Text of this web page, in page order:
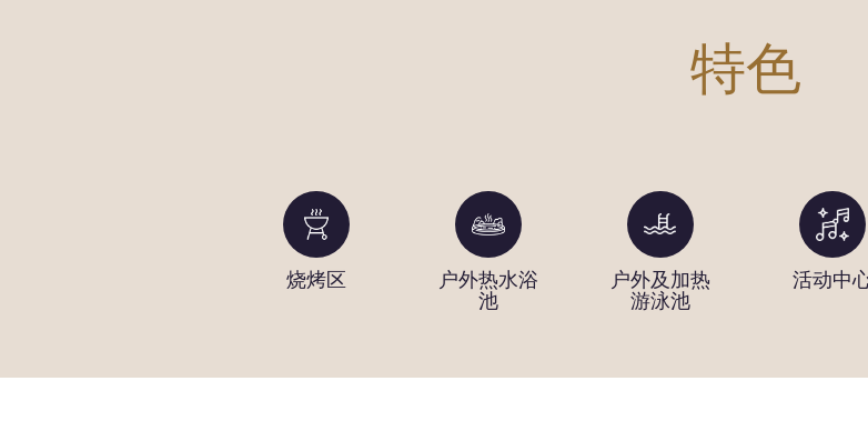
特色
烧烤区
户外热水浴
池
户外及加热
游泳池
活动中